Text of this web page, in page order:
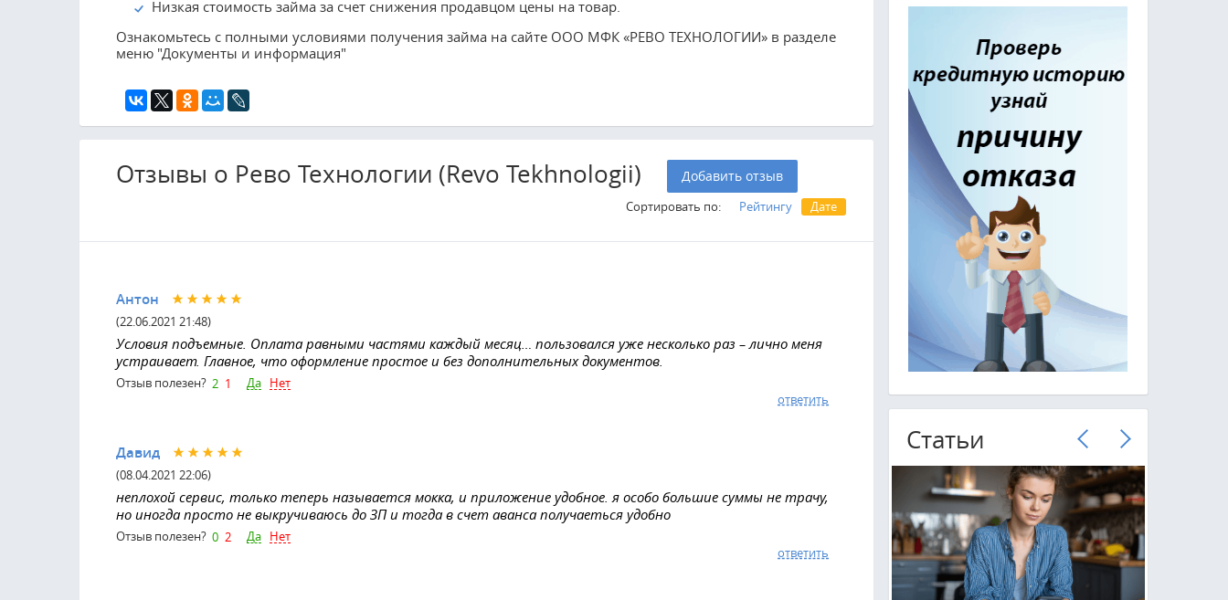
Низкая стоимость займа за счет снижения продавцом цены на товар.
Ознакомьтесь с полными условиями получения займа на сайте ООО МФК «РЕВО ТЕХНОЛОГИИ» в разделе
меню "Документы и информация"
Отзывы о Рево Технологии (Revo Tekhnologii) Добавить отзыв
Сортировать по: Рейтингу Дате
Антон
(22.06.2021 21:48)
Условия подъемные. Оплата равными частями каждый месяц… пользовался уже несколько раз – лично меня
устраивает. Главное, что оформление простое и без дополнительных документов.
Отзыв полезен? 2 1 Да Нет
ответить
Давид
(08.04.2021 22:06)
неплохой сервис, только теперь называется мокка, и приложение удобное. я особо большие суммы не трачу,
но иногда просто не выкручиваюсь до ЗП и тогда в счет аванса получаеться удобно
Отзыв полезен? 0 2 Да Нет
ответить
Cтатьи